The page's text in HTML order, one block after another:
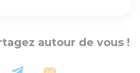
autour de vous !